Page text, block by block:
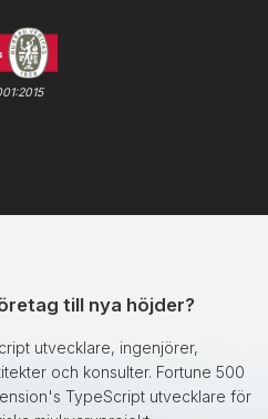
till nya höjder?
utvecklare, ingenjörer,
och konsulter. Fortune 500
TypeScript utvecklare för